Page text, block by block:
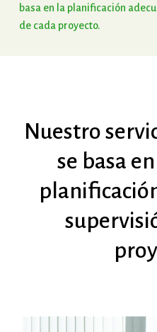
basa en la planificación
de cada proyecto.
Nuestro
se basa en